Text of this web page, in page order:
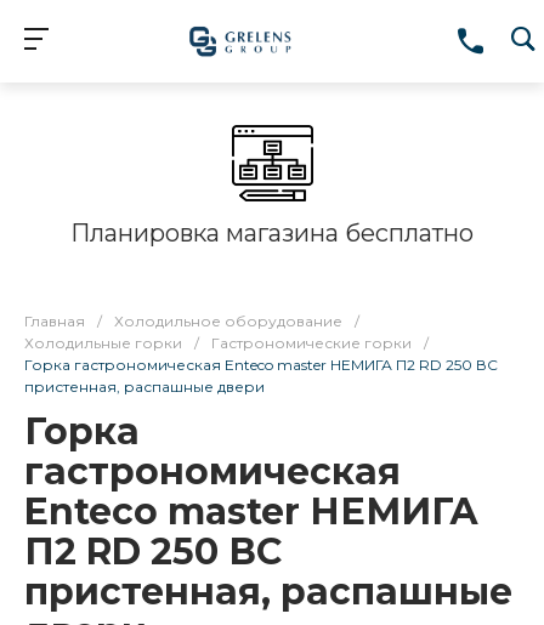
Планировка магазина бесплатно
Главная / Холодильное оборудование
/
Холодильные горки
/ Гастрономические горки
/
Горка гастрономическая Enteco master НЕМИГА П2 RD 250 ВС
пристенная, распашные двери
Горка
гастрономическая
Enteco master НЕМИГА
П2 RD 250 ВС
пристенная, распашные